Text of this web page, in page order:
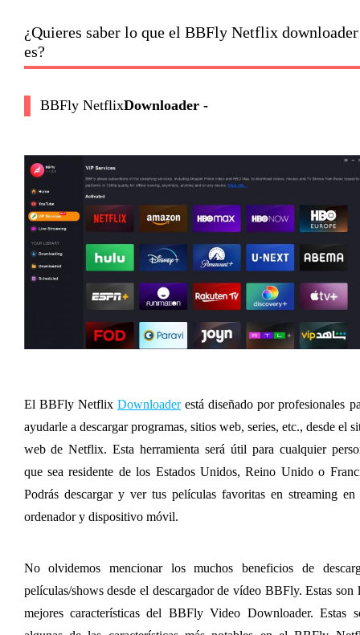
¿Quieres saber lo que el BBFly Netflix downloader
es?
BBFly NetflixDownloader -
El BBFly Netflix Downloader está diseñado por profesionales
ayudarle a descargar programas, sitios web, series, etc., desde el
web de Netflix. Esta herramienta será útil para cualquier
que sea residente de los Estados Unidos, Reino Unido o
Podrás descargar y ver tus películas favoritas en streaming en
ordenador y dispositivo móvil.
No olvidemos mencionar los muchos beneficios de
películas/shows desde el descargador de vídeo BBFly. Estas son
mejores características del BBFly Video Downloader. Estas